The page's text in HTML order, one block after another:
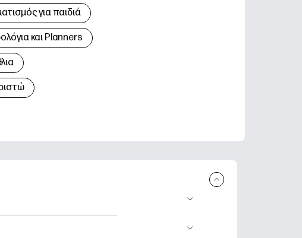
για παιδιά
και Planners
και εκτύπωση.